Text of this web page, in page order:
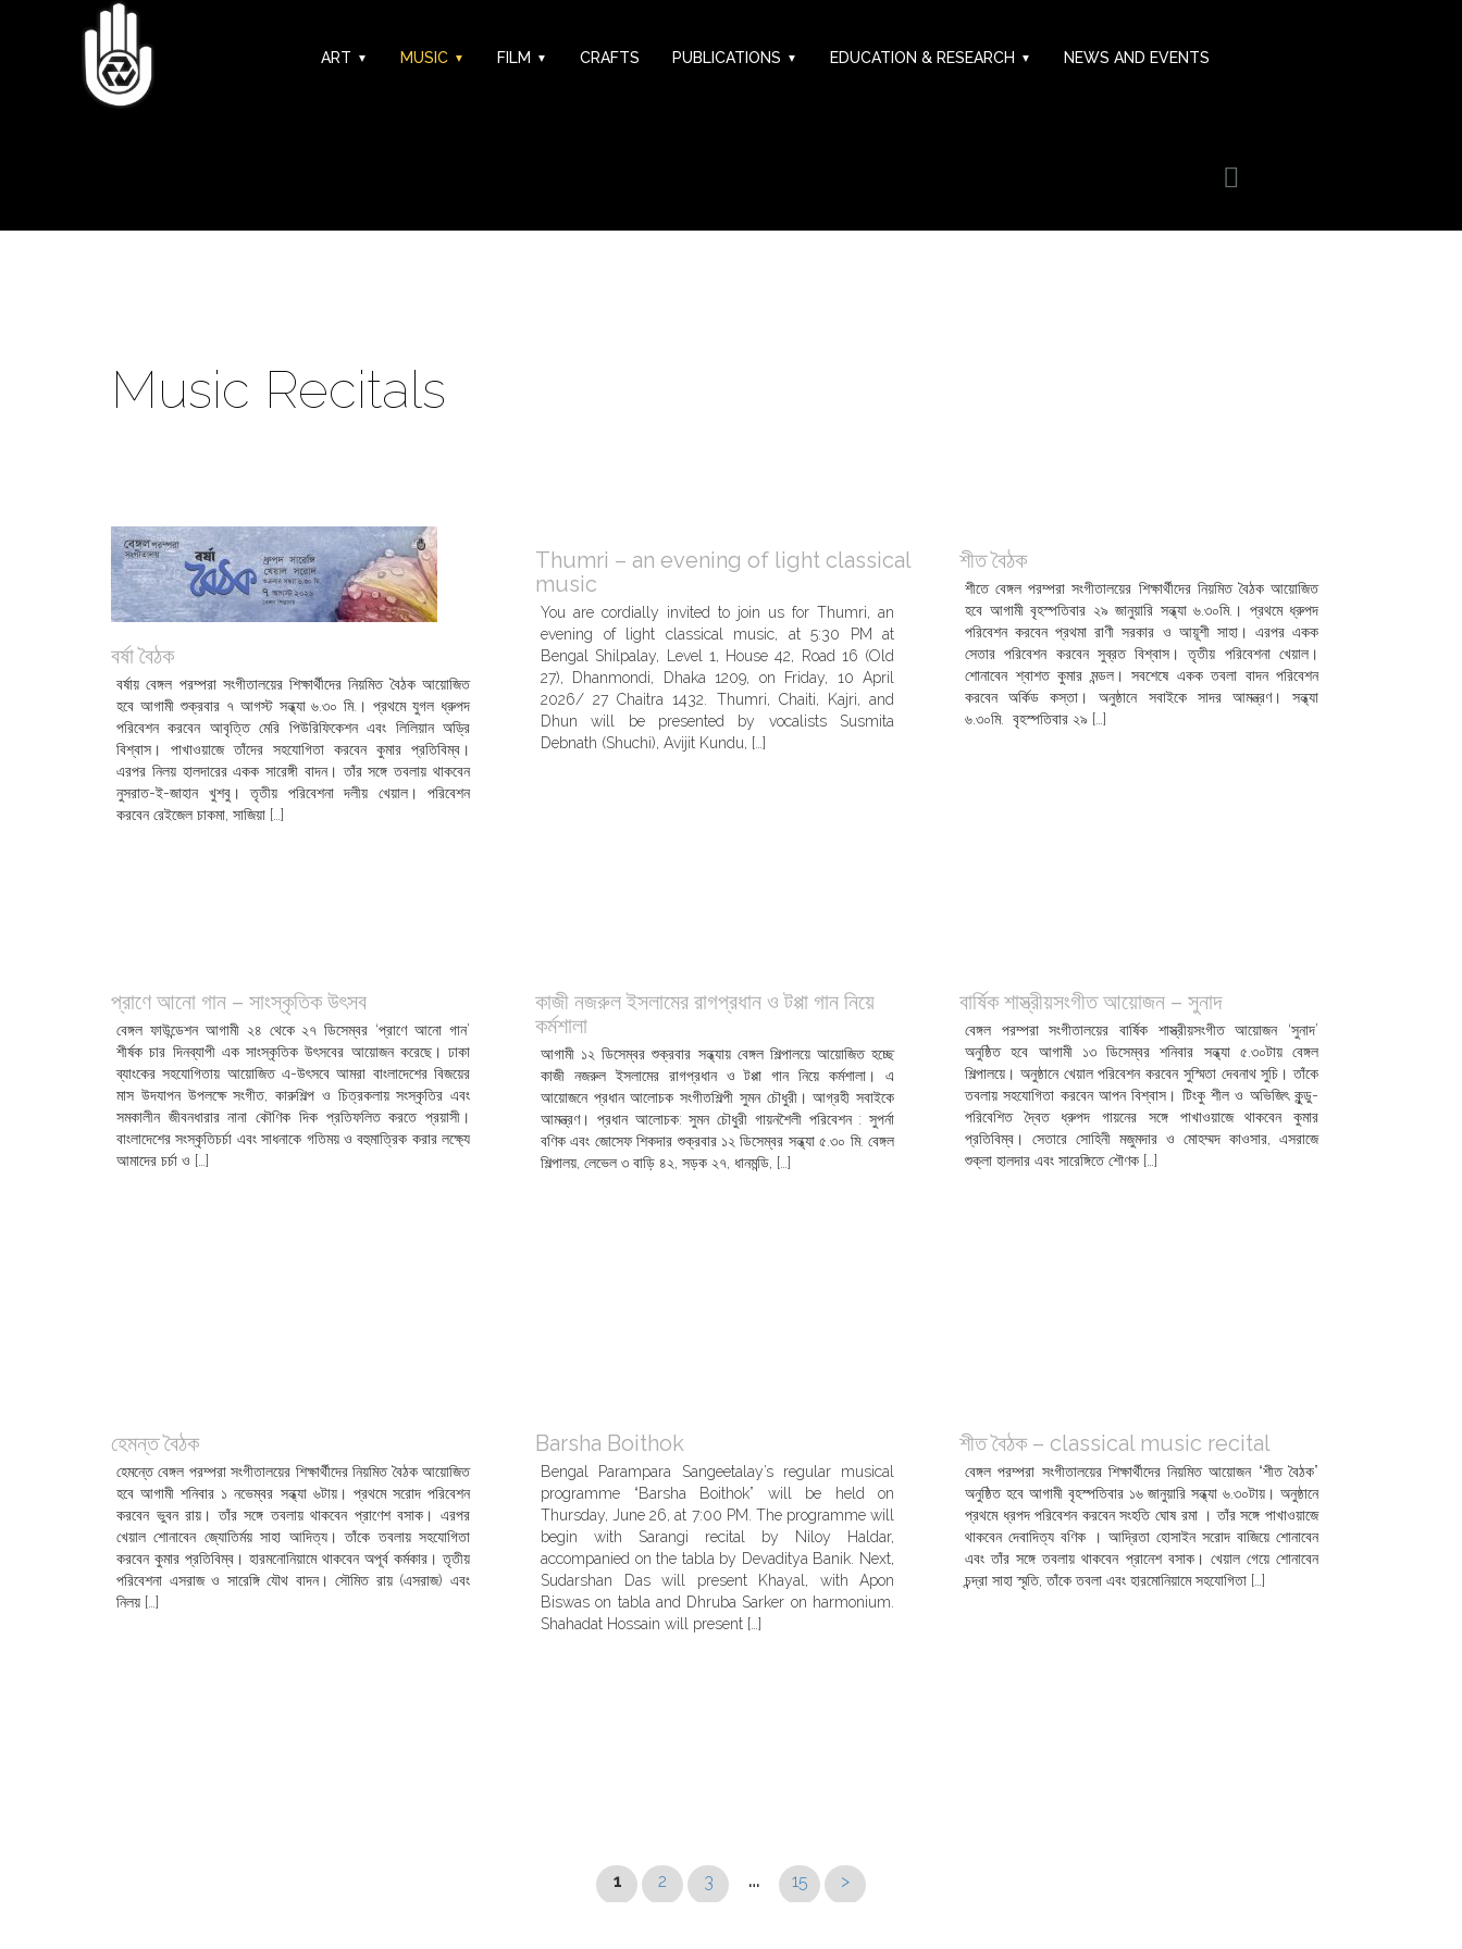
ART MUSIC FILM CRAFTS PUBLICATIONS EDUCATION & RESEARCH NEWS AND EVENTS
Music Recitals
বর্ষা বৈঠক
বর্ষায় বেঙ্গল পরম্পরা সংগীতালয়ের শিক্ষার্থীদের নিয়মিত বৈঠক আয়োজিত
হবে আগামী শুক্রবার ৭ আগস্ট সন্ধ্যা ৬.৩০ মি.। প্রথমে যুগল ধ্রুপদ
পরিবেশন করবেন আবৃত্তি মেরি পিউরিফিকেশন এবং লিলিয়ান অড্রি
বিশ্বাস। পাখাওয়াজে তাঁদের সহযোগিতা করবেন কুমার প্রতিবিম্ব।
এরপর নিলয় হালদারের একক সারেঙ্গী বাদন। তাঁর সঙ্গে তবলায় থাকবেন
নুসরাত-ই-জাহান খুশবু। তৃতীয় পরিবেশনা দলীয় খেয়াল। পরিবেশন
করবেন রেইজেল চাকমা, সাজিয়া […]
Thumri – an evening of light classical
music
You are cordially invited to join us for Thumri, an
evening of light classical music, at 5:30 PM at
Bengal Shilpalay, Level 1, House 42, Road 16 (Old
27), Dhanmondi, Dhaka 1209, on Friday, 10 April
2026/ 27 Chaitra 1432. Thumri, Chaiti, Kajri, and
Dhun will be presented by vocalists Susmita
Debnath (Shuchi), Avijit Kundu, […]
শীত বৈঠক
শীতে বেঙ্গল পরম্পরা সংগীতালয়ের শিক্ষার্থীদের নিয়মিত বৈঠক আয়োজিত
হবে আগামী বৃহস্পতিবার ২৯ জানুয়ারি সন্ধ্যা ৬.৩০মি.। প্রথমে ধ্রুপদ
পরিবেশন করবেন প্রথমা রাণী সরকার ও আয়ূশী সাহা। এরপর একক
সেতার পরিবেশন করবেন সুব্রত বিশ্বাস। তৃতীয় পরিবেশনা খেয়াল।
শোনাবেন শ্বাশত কুমার মন্ডল। সবশেষে একক তবলা বাদন পরিবেশন
করবেন অর্কিড কস্তা। অনুষ্ঠানে সবাইকে সাদর আমন্ত্রণ। সন্ধ্যা
৬.৩০মি. বৃহস্পতিবার ২৯ […]
প্রাণে আনো গান – সাংস্কৃতিক উৎসব
বেঙ্গল ফাউন্ডেশন আগামী ২৪ থেকে ২৭ ডিসেম্বর ‘প্রাণে আনো গান’
শীর্ষক চার দিনব্যাপী এক সাংস্কৃতিক উৎসবের আয়োজন করেছে। ঢাকা
ব্যাংকের সহযোগিতায় আয়োজিত এ-উৎসবে আমরা বাংলাদেশের বিজয়ের
মাস উদযাপন উপলক্ষে সংগীত, কারুশিল্প ও চিত্রকলায় সংস্কৃতির এবং
সমকালীন জীবনধারার নানা কৌণিক দিক প্রতিফলিত করতে প্রয়াসী।
বাংলাদেশের সংস্কৃতিচর্চা এবং সাধনাকে গতিময় ও বহুমাত্রিক করার লক্ষ্যে
আমাদের চর্চা ও […]
কাজী নজরুল ইসলামের রাগপ্রধান ও টপ্পা গান নিয়ে
কর্মশালা
আগামী ১২ ডিসেম্বর শুক্রবার সন্ধ্যায় বেঙ্গল শিল্পালয়ে আয়োজিত হচ্ছে
কাজী নজরুল ইসলামের রাগপ্রধান ও টপ্পা গান নিয়ে কর্মশালা। এ
আয়োজনে প্রধান আলোচক সংগীতশিল্পী সুমন চৌধুরী। আগ্রহী সবাইকে
আমন্ত্রণ। প্রধান আলোচক: সুমন চৌধুরী গায়নশৈলী পরিবেশন : সুপর্না
বণিক এবং জোসেফ শিকদার শুক্রবার ১২ ডিসেম্বর সন্ধ্যা ৫.৩০ মি. বেঙ্গল
শিল্পালয়, লেভেল ৩ বাড়ি ৪২, সড়ক ২৭, ধানমন্ডি, […]
বার্ষিক শাস্ত্রীয়সংগীত আয়োজন – সুনাদ
বেঙ্গল পরম্পরা সংগীতালয়ের বার্ষিক শাস্ত্রীয়সংগীত আয়োজন ‘সুনাদ’
অনুষ্ঠিত হবে আগামী ১৩ ডিসেম্বর শনিবার সন্ধ্যা ৫.৩০টায় বেঙ্গল
শিল্পালয়ে। অনুষ্ঠানে খেয়াল পরিবেশন করবেন সুস্মিতা দেবনাথ সুচি। তাঁকে
তবলায় সহযোগিতা করবেন আপন বিশ্বাস। টিংকু শীল ও অভিজিৎ কুন্ডু-
পরিবেশিত দ্বৈত ধ্রুপদ গায়নের সঙ্গে পাখাওয়াজে থাকবেন কুমার
প্রতিবিম্ব। সেতারে সোহিনী মজুমদার ও মোহম্মদ কাওসার, এসরাজে
শুক্লা হালদার এবং সারেঙ্গিতে শৌণক […]
হেমন্ত বৈঠক
হেমন্তে বেঙ্গল পরম্পরা সংগীতালয়ের শিক্ষার্থীদের নিয়মিত বৈঠক আয়োজিত
হবে আগামী শনিবার ১ নভেম্বর সন্ধ্যা ৬টায়। প্রথমে সরোদ পরিবেশন
করবেন ভুবন রায়। তাঁর সঙ্গে তবলায় থাকবেন প্রাণেশ বসাক। এরপর
খেয়াল শোনাবেন জ্যোতির্ময় সাহা আদিত্য। তাঁকে তবলায় সহযোগিতা
করবেন কুমার প্রতিবিম্ব। হারমনোনিয়ামে থাকবেন অপূর্ব কর্মকার। তৃতীয়
পরিবেশনা এসরাজ ও সারেঙ্গি যৌথ বাদন। সৌমিত রায় (এসরাজ) এবং
নিলয় […]
Barsha Boithok
Bengal Parampara Sangeetalay’s regular musical
programme “Barsha Boithok” will be held on
Thursday, June 26, at 7:00 PM. The programme will
begin with Sarangi recital by Niloy Haldar,
accompanied on the tabla by Devaditya Banik. Next,
Sudarshan Das will present Khayal, with Apon
Biswas on tabla and Dhruba Sarker on harmonium.
Shahadat Hossain will present […]
শীত বৈঠক – classical music recital
বেঙ্গল পরম্পরা সংগীতালয়ের শিক্ষার্থীদের নিয়মিত আয়োজন “শীত বৈঠক”
অনুষ্ঠিত হবে আগামী বৃহস্পতিবার ১৬ জানুয়ারি সন্ধ্যা ৬.৩০টায়। অনুষ্ঠানে
প্রথমে ধ্রপদ পরিবেশন করবেন সংহতি ঘোষ রমা । তাঁর সঙ্গে পাখাওয়াজে
থাকবেন দেবাদিত্য বণিক । আদ্রিতা হোসাইন সরোদ বাজিয়ে শোনাবেন
এবং তাঁর সঙ্গে তবলায় থাকবেন প্রানেশ বসাক। খেয়াল গেয়ে শোনাবেন
চন্দ্রা সাহা স্মৃতি, তাঁকে তবলা এবং হারমোনিয়ামে সহযোগিতা […]
1 2 3 … 15 >